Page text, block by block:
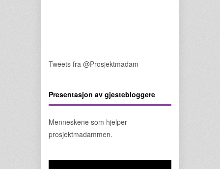
Tweets fra @Prosjektmadam
Presentasjon av gjestebloggere
Menneskene som hjelper
prosjektmadammen.